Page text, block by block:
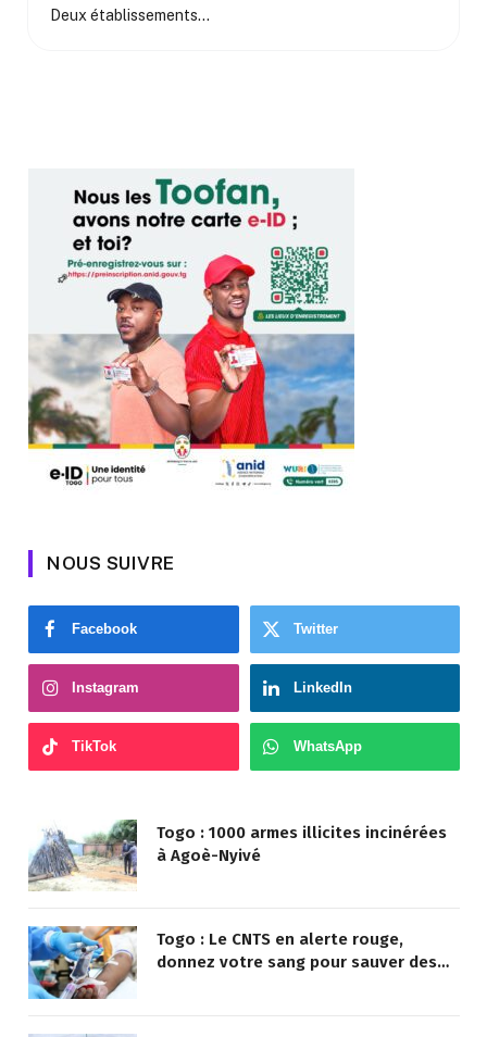
Deux établissements…
NOUS SUIVRE
Facebook Twitter
Instagram LinkedIn
TikTok WhatsApp
Togo : 1000 armes illicites incinérées
à Agoè-Nyivé
Togo : Le CNTS en alerte rouge,
donnez votre sang pour sauver des